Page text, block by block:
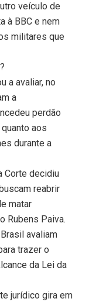
veículo de
à BBC e nem
militares que
a avaliar, no
a
perdão
aos
durante a
Corte decidiu
reabrir
matar
Rubens Paiva.
avaliam
trazer o
da Lei da
jurídico gira em